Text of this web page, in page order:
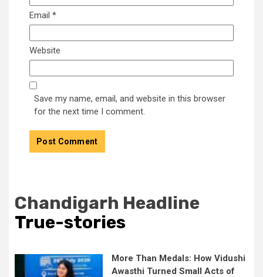
Email *
Website
Save my name, email, and website in this browser
for the next time I comment.
Chandigarh Headline
True-stories
More Than Medals: How Vidushi
Awasthi Turned Small Acts of